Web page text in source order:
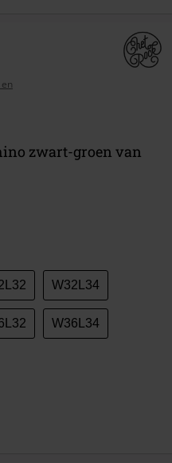
zwart-groen van
W32L34
W36L34